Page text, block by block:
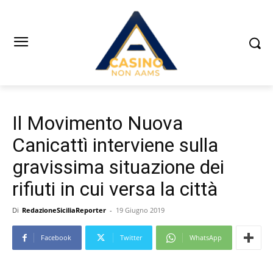
Il Movimento Nuova
Canicattì interviene sulla
gravissima situazione dei
rifiuti in cui versa la città
Di RedazioneSiciliaReporter - 19 Giugno 2019
Facebook Twitter WhatsApp